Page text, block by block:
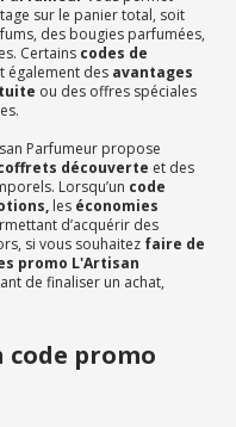
sur le panier total, soit
des bougies parfumées,
Certains codes de
également des avantages
ou des offres spéciales
Parfumeur propose
découverte et des
Lorsqu’un code
les économies
d’acquérir des
si vous souhaitez faire de
promo L'Artisan
de finaliser un achat,
code promo